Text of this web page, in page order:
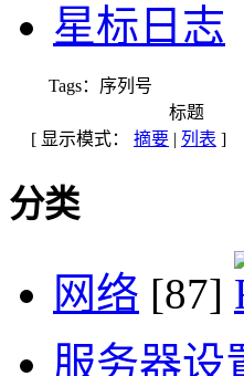
星标日志
Tags：序列号
标题
[ 显示模式： 摘要 | 列表 ]
分类
网络 [87]
服务器设